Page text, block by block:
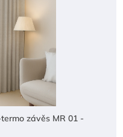
závěs MR 01 -